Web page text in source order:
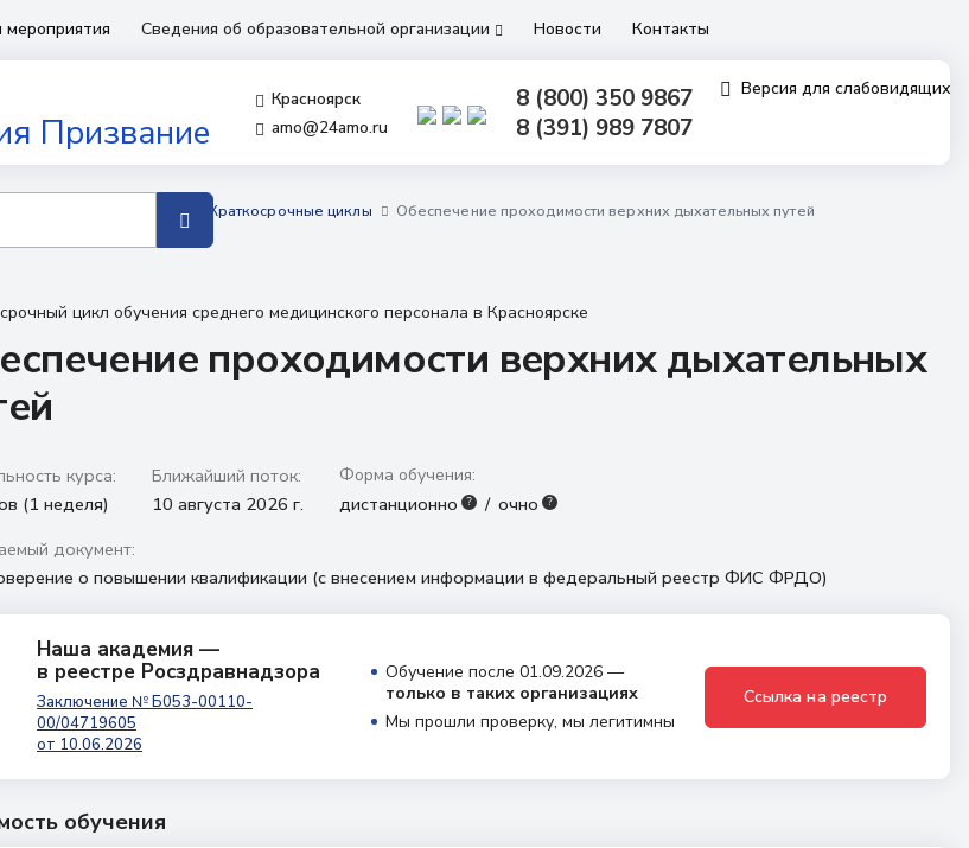
Сведения об образовательной организации Новости Контакты
Версия для слабовидящих
8 (800) 350 9867
8 (391) 989 7807
Красноярск
amo@24amo.ru
среднего медперсонала Краткосрочные циклы Обеспечение проходимости верхних дыхательных путей
цикл обучения среднего медицинского персонала в Красноярске
проходимости верхних дыхательных
курса:
(1 неделя)
Ближайший поток:
10 августа 2026 г.
Форма обучения:
дистанционно ? очно ?
документ:
о повышении квалификации (с внесением информации в федеральный реестр ФИС ФРДО)
Наша академия —
в реестре Росздравнадзора
Заключение № Б053-00110-
00/04719605
от 10.06.2026
Обучение после 01.09.2026 —
только в таких организациях
Мы прошли проверку, мы легитимны
Ссылка на реестр
обучения